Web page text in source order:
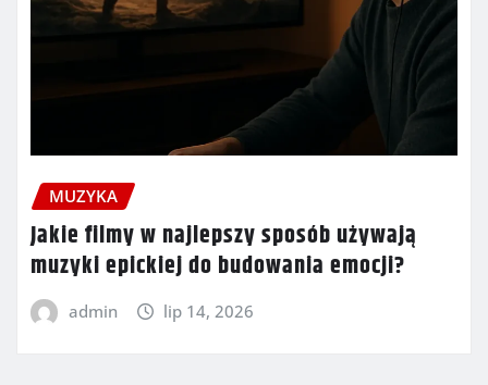
MUZYKA
Jakie filmy w najlepszy sposób używają
muzyki epickiej do budowania emocji?
admin lip 14, 2026